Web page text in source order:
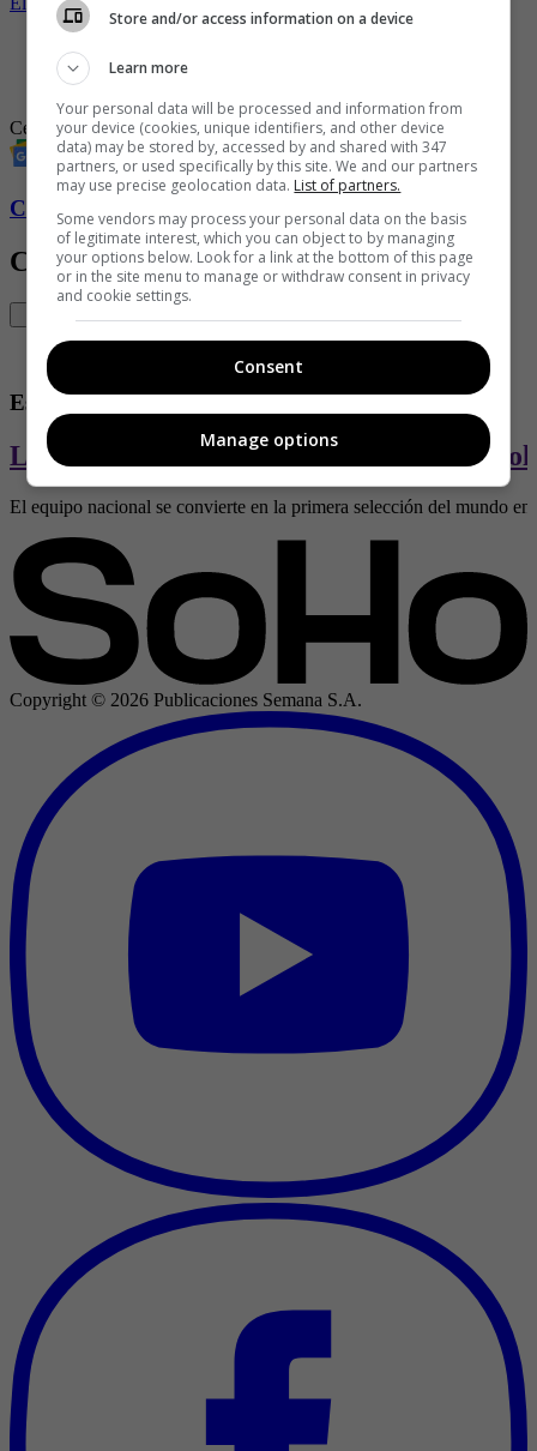
celebración
-La vaca loca
Celebración
Conozca más de Soho aquí
Contenido Relacionado
Estilo de vida
La Selección Colombia entra al mundo
El equipo nacional se convierte en la primera selección del mundo
Copyright © 2026 Publicaciones Semana S.A.
Store and/or access information on a device
Learn more
Your personal data will be processed and information from
your device (cookies, unique identifiers, and other device
data) may be stored by, accessed by and shared with 347
partners, or used specifically by this site. We and our partners
may use precise geolocation data. List of partners.
Some vendors may process your personal data on the basis
of legitimate interest, which you can object to by managing
your options below. Look for a link at the bottom of this page
or in the site menu to manage or withdraw consent in privacy
and cookie settings.
Consent
Manage options